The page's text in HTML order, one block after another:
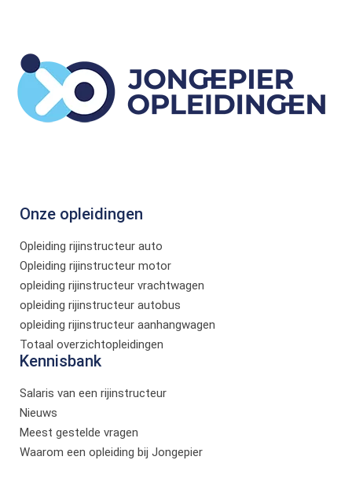
Onze opleidingen
Opleiding rijinstructeur auto
Opleiding rijinstructeur motor
opleiding rijinstructeur vrachtwagen
opleiding rijinstructeur autobus
opleiding rijinstructeur aanhangwagen
Totaal overzichtopleidingen
Kennisbank
Salaris van een rijinstructeur
Nieuws
Meest gestelde vragen
Waarom een opleiding bij Jongepier